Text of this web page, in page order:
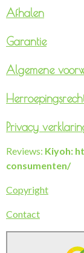
Afhalen
Garantie
Algemene
Privacy
Reviews: Kiyoh:
consumenten/
Copyright
Contact